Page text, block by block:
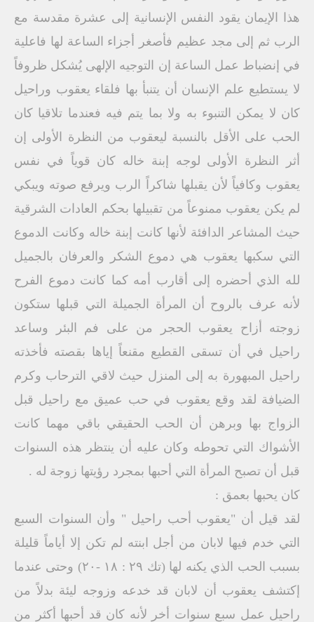
هذا الإيمان يقود النفس الإنسانية إلى عشرة مقدسة مع
الرب ثم إلى مجد عظيم فأصغر أجزاء الساعة لها فاعلية
في إنضباط عمل الساعة إن التوجيه الإلهى يُشكل ظروفاً
لا يستطيع علم الإنسان أن يتنبأ بها فلقاء يعقوب وراحيل
كان لا يمكن التنبوء به ولا بما يتم فيه فعندما تلاقيا كان
الحب على الأقل بالنسبة ليعقوب من النظرة الأولى إن
أثر النظرة الأولى لوجه إبنة خاله كان قوياً في نفس
يعقوب وكافياً لأن يقبلها شاكراً الرب ويرفع صوته ويبكي
لم يكن يعقوب ممنوعاً من تقبيلها بحكم العادات الشرقية
حيث المشاعر الدافئة لأنها كانت إبنة خاله وكانت الدموع
التي سكبها يعقوب هي دموع الشكر والعرفان بالجميل
لله الذي أحضره إلى أقارب أمه كما كانت دموع الفرح
لأنه عرف بالروح أن المرأة الجميلة التي قبلها ستكون
زوجته أزاح يعقوب الحجر من على فم البئر وساعد
راحيل في أن تسقى القطيع مقنعاً إياها بقصته فأخذته
راحيل المبهورة به إلى المنزل حيث لاقي الترحاب وكرم
الضيافة لقد وقع يعقوب في حب عميق مع راحيل قبل
الزواج بها وبرهن أن الحب الحقيقي باقي مهما كانت
الأشواك التي تحوطه وكان عليه أن ينتظر هذه السنوات
قبل أن تصبح المرأة التي أحبها بمجرد رؤيتها زوجة له .
كان يحبها بعمق :
لقد قيل أن "يعقوب أحب راحيل " وأن السنوات السبع
التي خدم فيها لابان من أجل ابنته لم تكن إلا أياماً قليلة
بسبب الحب الذي يكنه لها (تك ٢٩ : ۱۸ -۲۰) وحتى عندما
إكتشف يعقوب أن لابان قد خدعه وزوجه ليئة بدلاً من
راحيل عمل سبع سنوات أخر لأنه كان قد أحبها أكثر من